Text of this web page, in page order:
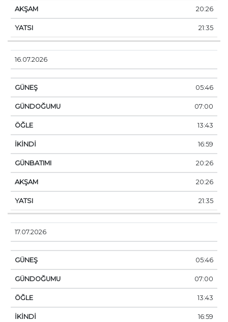
20:26
21:35
16.07.2026
05:46
07:00
13:43
16:59
20:26
20:26
21:35
17.07.2026
05:46
07:00
13:43
16:59